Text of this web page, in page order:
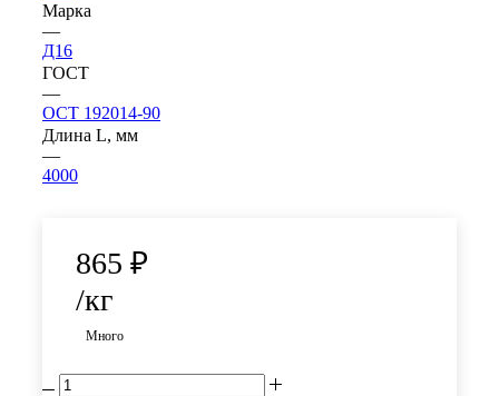
Марка
—
Д16
ГОСТ
—
ОСТ 192014-90
Длина L, мм
—
4000
865 ₽
/кг
Много